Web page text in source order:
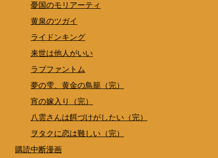
憂国のモリアーティ
黄泉のツガイ
ライドンキング
来世は他人がいい
ラブファントム
夢の雫、黄金の鳥籠（完）
宵の嫁入り（完）
八雲さんは餌づけがしたい（完）
ヲタクに恋は難しい（完）
購読中断漫画